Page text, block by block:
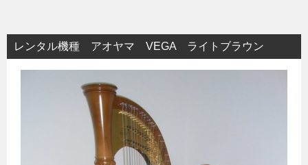
レンタル機種 アオヤマ VEGA ライトブラウン